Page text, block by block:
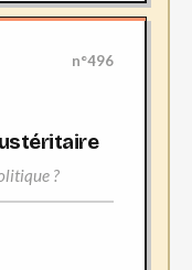
n°496
?